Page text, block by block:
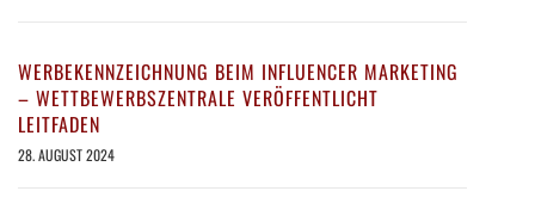
WERBEKENNZEICHNUNG BEIM INFLUENCER MARKETING
– WETTBEWERBSZENTRALE VERÖFFENTLICHT
LEITFADEN
28. AUGUST 2024